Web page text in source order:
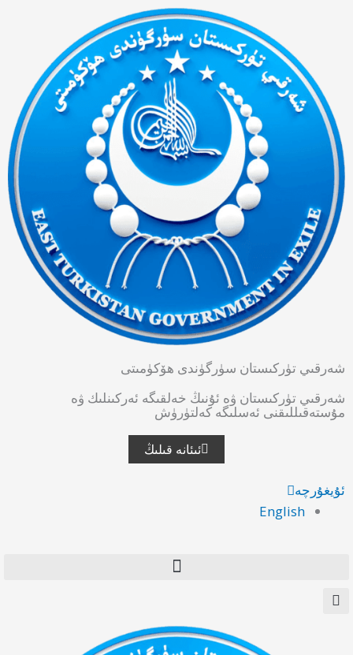
شەرقىي تۈركىستان سۈرگۈندى ھۆكۈمىتى
شەرقىي تۈركىستان ۋە ئۇنىڭ خەلقىگە ئەركىنلىك ۋە
مۇستەقىللىقنى ئەسلىگە كەلتۈرۈش
ئىئانە قىلىڭ
ئۇيغۇرچە
English